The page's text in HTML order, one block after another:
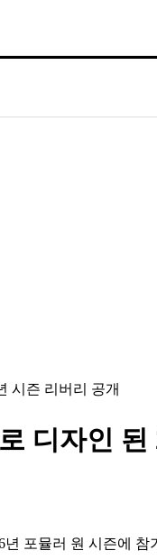
시즌 리버리 공개
디자인 된
년 포뮬러 원 시즌에